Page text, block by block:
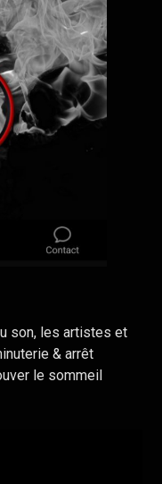
son, les artistes et
& arrêt
le sommeil